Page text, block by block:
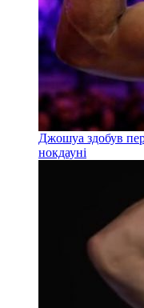
Джошуа здобув
нокдауні